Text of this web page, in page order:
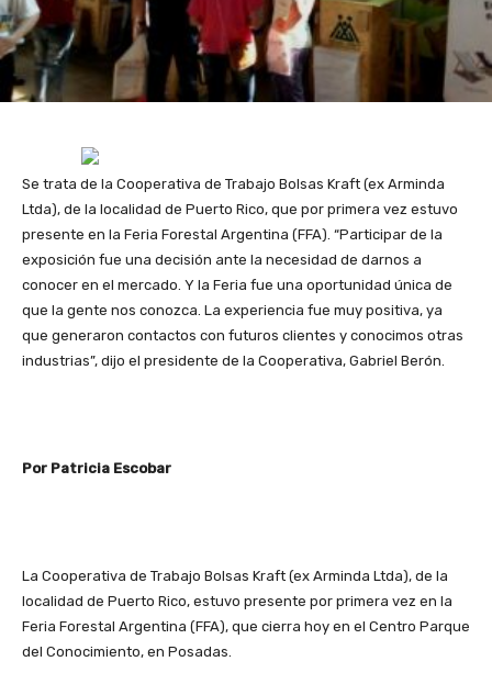
Se trata de la Cooperativa de Trabajo Bolsas Kraft (ex Arminda
Ltda), de la localidad de Puerto Rico, que por primera vez estuvo
presente en la Feria Forestal Argentina (FFA). “Participar de la
exposición fue una decisión ante la necesidad de darnos a
conocer en el mercado. Y la Feria fue una oportunidad única de
que la gente nos conozca. La experiencia fue muy positiva, ya
que generaron contactos con futuros clientes y conocimos otras
industrias”, dijo el presidente de la Cooperativa, Gabriel Berón.
Por Patricia Escobar
La Cooperativa de Trabajo Bolsas Kraft (ex Arminda Ltda), de la
localidad de Puerto Rico, estuvo presente por primera vez en la
Feria Forestal Argentina (FFA), que cierra hoy en el Centro Parque
del Conocimiento, en Posadas.